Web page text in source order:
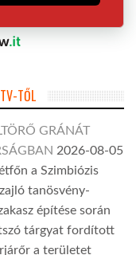
TŐL
GRÁNÁT
2026-08-05
a Szimbiózis
tanösvény-
építése során
tárgyat fordított
a területet